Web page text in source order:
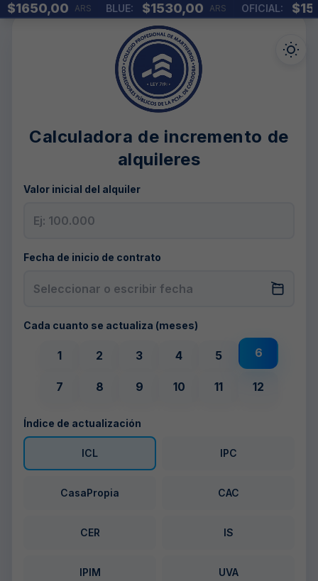
$1650,00 ARS BLUE: $1530,00 ARS OFICIAL:
Calculadora de incremento de
alquileres
Valor inicial del alquiler
Fecha de inicio de contrato
Cada cuanto se actualiza (meses)
1 2 3 4 5 6
7 8 9 10 11 12
Índice de actualización
ICL IPC
CasaPropia CAC
CER IS
IPIM UVA